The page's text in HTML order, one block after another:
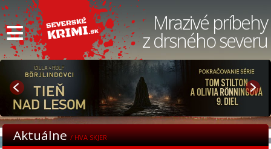
≡ Mrazivé príbehy
z drsného severu
Aktuálne/ HVA SKJER